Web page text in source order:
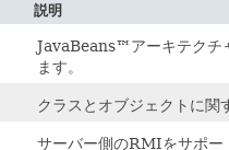
説明
JavaBeans™アーキテクチ
ます。
クラスとオブジェクトに関
サーバー側のRMIをサポー